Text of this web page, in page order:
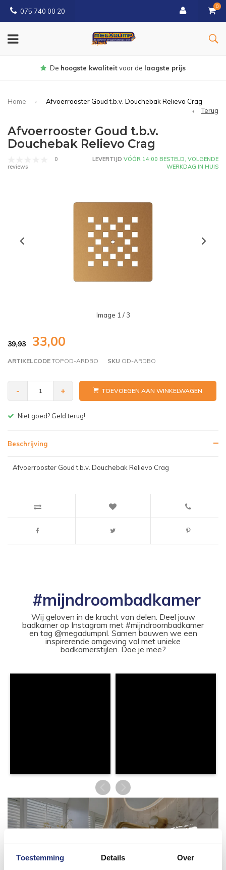
Toestemming Details Over
075 740 00 20
0
Gratisbezorgd vanaf € 150
Home
Afvoerrooster Goud t.b.v. Douchebak Relievo Crag
Terug
Afvoerrooster Goud t.b.v.
Douchebak Relievo Crag
0
reviews
LEVERTIJD VÓÓR 14:00 BESTELD, VOLGENDE
WERKDAG IN HUIS
Image 1 / 3
39,93 33,00
ARTIKELCODE TOPOD-ARDBO SKU OD-ARDBO
- + TOEVOEGEN AAN WINKELWAGEN
Beschrijving
Afvoerrooster Goud t.b.v. Douchebak Relievo Crag
#mijndroombadkamer
Wij geloven in de kracht van delen. Deel jouw
badkamer op Instagram met #mijndroombadkamer
en tag @megadumpnl. Samen bouwen we een
inspirerende omgeving vol met unieke
badkamerstijlen. Doe je mee?